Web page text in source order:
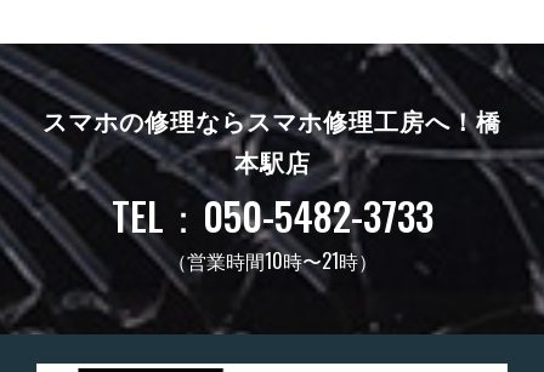
スマホの修理ならスマホ修理工房へ！橋
本駅店
TEL：050-5482-3733
（営業時間10時〜21時）